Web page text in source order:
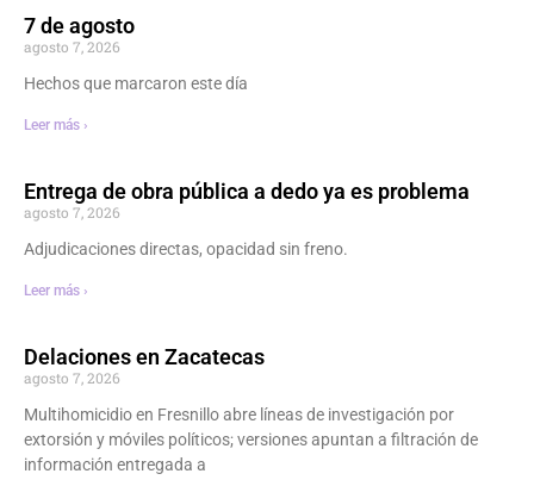
7 de agosto
agosto 7, 2026
Hechos que marcaron este día
Leer más ›
Entrega de obra pública a dedo ya es problema
agosto 7, 2026
Adjudicaciones directas, opacidad sin freno.
Leer más ›
Delaciones en Zacatecas
agosto 7, 2026
Multihomicidio en Fresnillo abre líneas de investigación por
extorsión y móviles políticos; versiones apuntan a filtración de
información entregada a